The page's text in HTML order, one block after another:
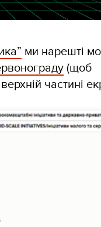
ми нарешті
(щоб
частині